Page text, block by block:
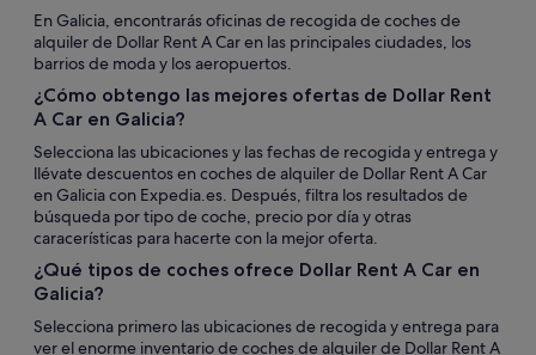
En Galicia, encontrarás oficinas de recogida de coches de
alquiler de Dollar Rent A Car en las principales ciudades, los
barrios de moda y los aeropuertos.
¿Cómo obtengo las mejores ofertas de Dollar Rent
A Car en Galicia?
Selecciona las ubicaciones y las fechas de recogida y entrega y
llévate descuentos en coches de alquiler de Dollar Rent A Car
en Galicia con Expedia.es. Después, filtra los resultados de
búsqueda por tipo de coche, precio por día y otras
caracerísticas para hacerte con la mejor oferta.
¿Qué tipos de coches ofrece Dollar Rent A Car en
Galicia?
Selecciona primero las ubicaciones de recogida y entrega para
ver el enorme inventario de coches de alquiler de Dollar Rent A